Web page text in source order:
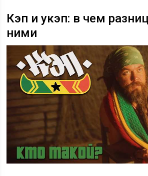
Кэп и укэп: в чем
ними